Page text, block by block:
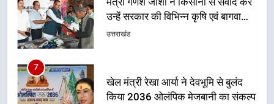
किया 2036 ओलंपिक मेजबानी का संकल्प
उत्तराखंड
8
बंशीधर तिवारी के नेतृत्वकारी संदेश और
ललित मोहन जोशी के सामाजिक अभियान